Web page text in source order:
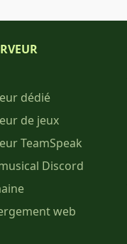
dédié
de jeux
TeamSpeak
Discord
web